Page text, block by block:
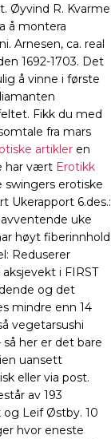
Øyvind R. Kvarme
å montera
Arnesen, ca. real
1692-1703. Det
å vinne i første
Fikk du med
fra mars
artikler en
har vært Erotikk
swingers erotiske
Ukerapport 6.des.:
uke
høyt fiberinnhold
Reduserer
i FIRST
og det
mindre enn 14
vegetarsushi
her er det bare
uansett
eller via post.
av 193
og Leif Østby. 10
hvor eneste